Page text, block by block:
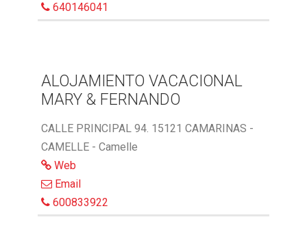
640146041
ALOJAMIENTO VACACIONAL
MARY & FERNANDO
CALLE PRINCIPAL 94. 15121 CAMARINAS -
CAMELLE - Camelle
Web
Email
600833922